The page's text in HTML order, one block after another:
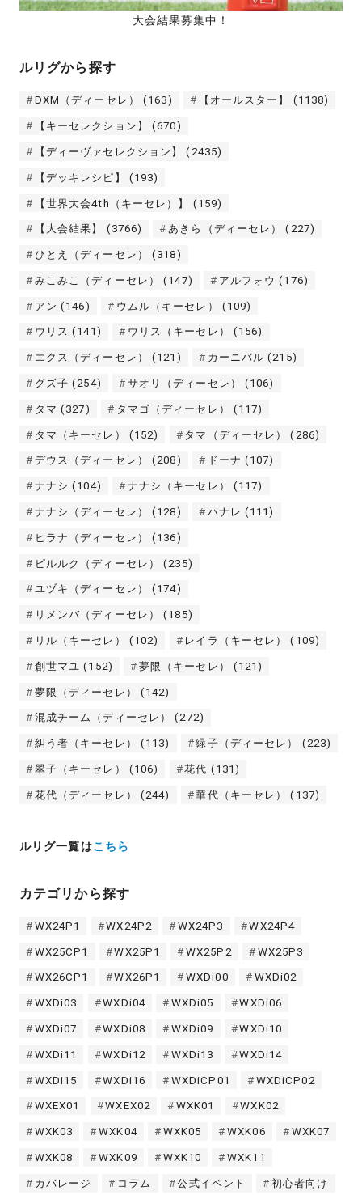
大会結果募集中！
ルリグから探す
DXM（ディーセレ） (163) 【オールスター】 (1138)
【キーセレクション】 (670)
【ディーヴァセレクション】 (2435)
【デッキレシピ】 (193)
【世界大会4th（キーセレ）】 (159)
【大会結果】 (3766) あきら（ディーセレ） (227)
ひとえ（ディーセレ） (318)
みこみこ（ディーセレ） (147) アルフォウ (176)
アン (146) ウムル（キーセレ） (109)
ウリス (141) ウリス（キーセレ） (156)
エクス（ディーセレ） (121) カーニバル (215)
グズ子 (254) サオリ（ディーセレ） (106)
タマ (327) タマゴ（ディーセレ） (117)
タマ（キーセレ） (152) タマ（ディーセレ） (286)
デウス（ディーセレ） (208) ドーナ (107)
ナナシ (104) ナナシ（キーセレ） (117)
ナナシ（ディーセレ） (128) ハナレ (111)
ヒラナ（ディーセレ） (136)
ピルルク（ディーセレ） (235)
ユヅキ（ディーセレ） (174)
リメンバ（ディーセレ） (185)
リル（キーセレ） (102) レイラ（キーセレ） (109)
創世マユ (152) 夢限（キーセレ） (121)
夢限（ディーセレ） (142)
混成チーム（ディーセレ） (272)
糾う者（キーセレ） (113) 緑子（ディーセレ） (223)
翠子（キーセレ） (106) 花代 (131)
花代（ディーセレ） (244) 華代（キーセレ） (137)
ルリグ一覧はこちら
カテゴリから探す
WX24P1 WX24P2 WX24P3 WX24P4
WX25CP1 WX25P1 WX25P2 WX25P3
WX26CP1 WX26P1 WXDi00 WXDi02
WXDi03 WXDi04 WXDi05 WXDi06
WXDi07 WXDi08 WXDi09 WXDi10
WXDi11 WXDi12 WXDi13 WXDi14
WXDi15 WXDi16 WXDiCP01 WXDiCP02
WXEX01 WXEX02 WXK01 WXK02
WXK03 WXK04 WXK05 WXK06 WXK07
WXK08 WXK09 WXK10 WXK11
カバレージ コラム 公式イベント 初心者向け